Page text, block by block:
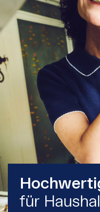
für